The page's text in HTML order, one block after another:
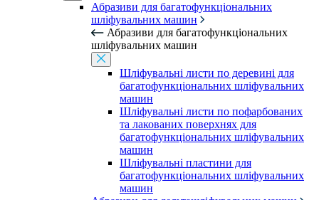
Абразиви для багатофункціональних
шліфувальних машин
Абразиви для багатофункціональних
шліфувальних машин
Шліфувальні листи по деревині для
багатофункціональних шліфувальних
машин
Шліфувальні листи по пофарбованих
та лакованих поверхнях для
багатофункціональних шліфувальних
машин
Шліфувальні пластини для
багатофункціональних шліфувальних
машин